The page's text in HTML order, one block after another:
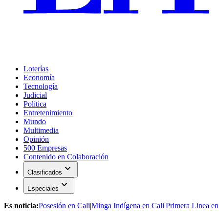
Loterías
Economía
Tecnología
Judicial
Política
Entretenimiento
Mundo
Multimedia
Opinión
500 Empresas
Contenido en Colaboración
Clasificados expand_more
Especiales expand_more
Es noticia:Posesión en Cali|Minga Indígena en Cali|Primera Linea